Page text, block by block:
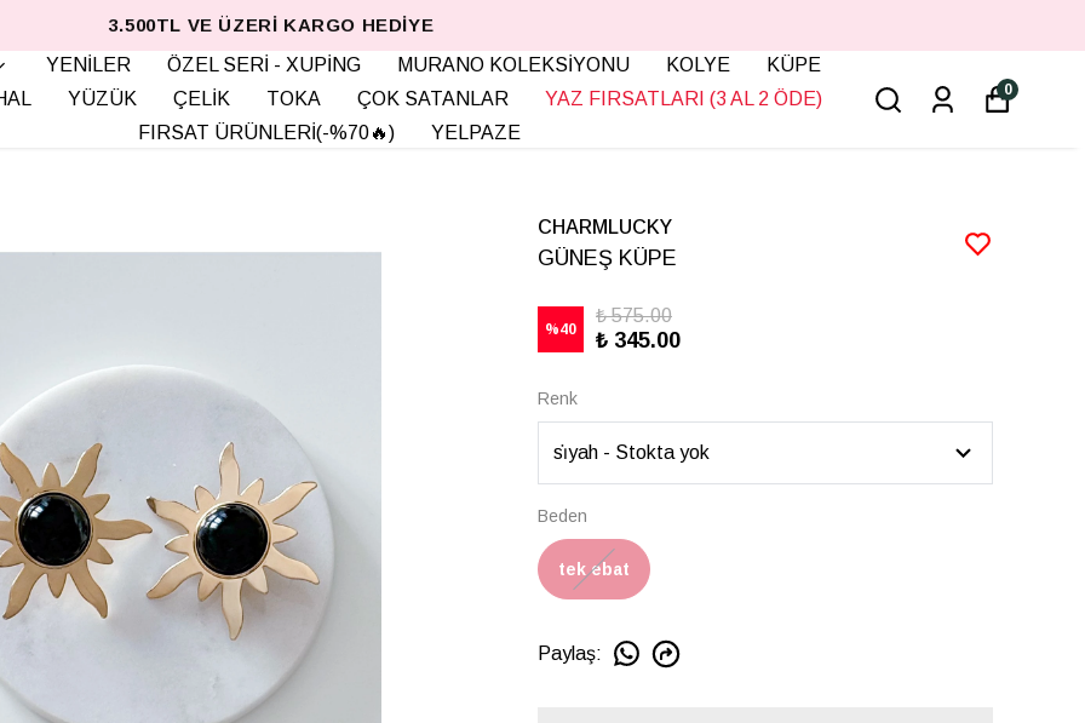
3.500TL VE ÜZERI KARGO HEDIYE
YENİLER ÖZEL SERİ - XUPİNG MURANO KOLEKSİYONU KOLYE
KÜPE
YÜZÜK ÇELİK TOKA ÇOK SATANLAR
YAZ FIRSATLARI (3 AL 2 ÖDE)
FIRSAT ÜRÜNLERİ(-%70🔥)
YELPAZE
0
CHARMLUCKY
GÜNEŞ KÜPE
%40
₺ 575.00
₺ 345.00
Renk
Beden
tek ebat
Paylaş: